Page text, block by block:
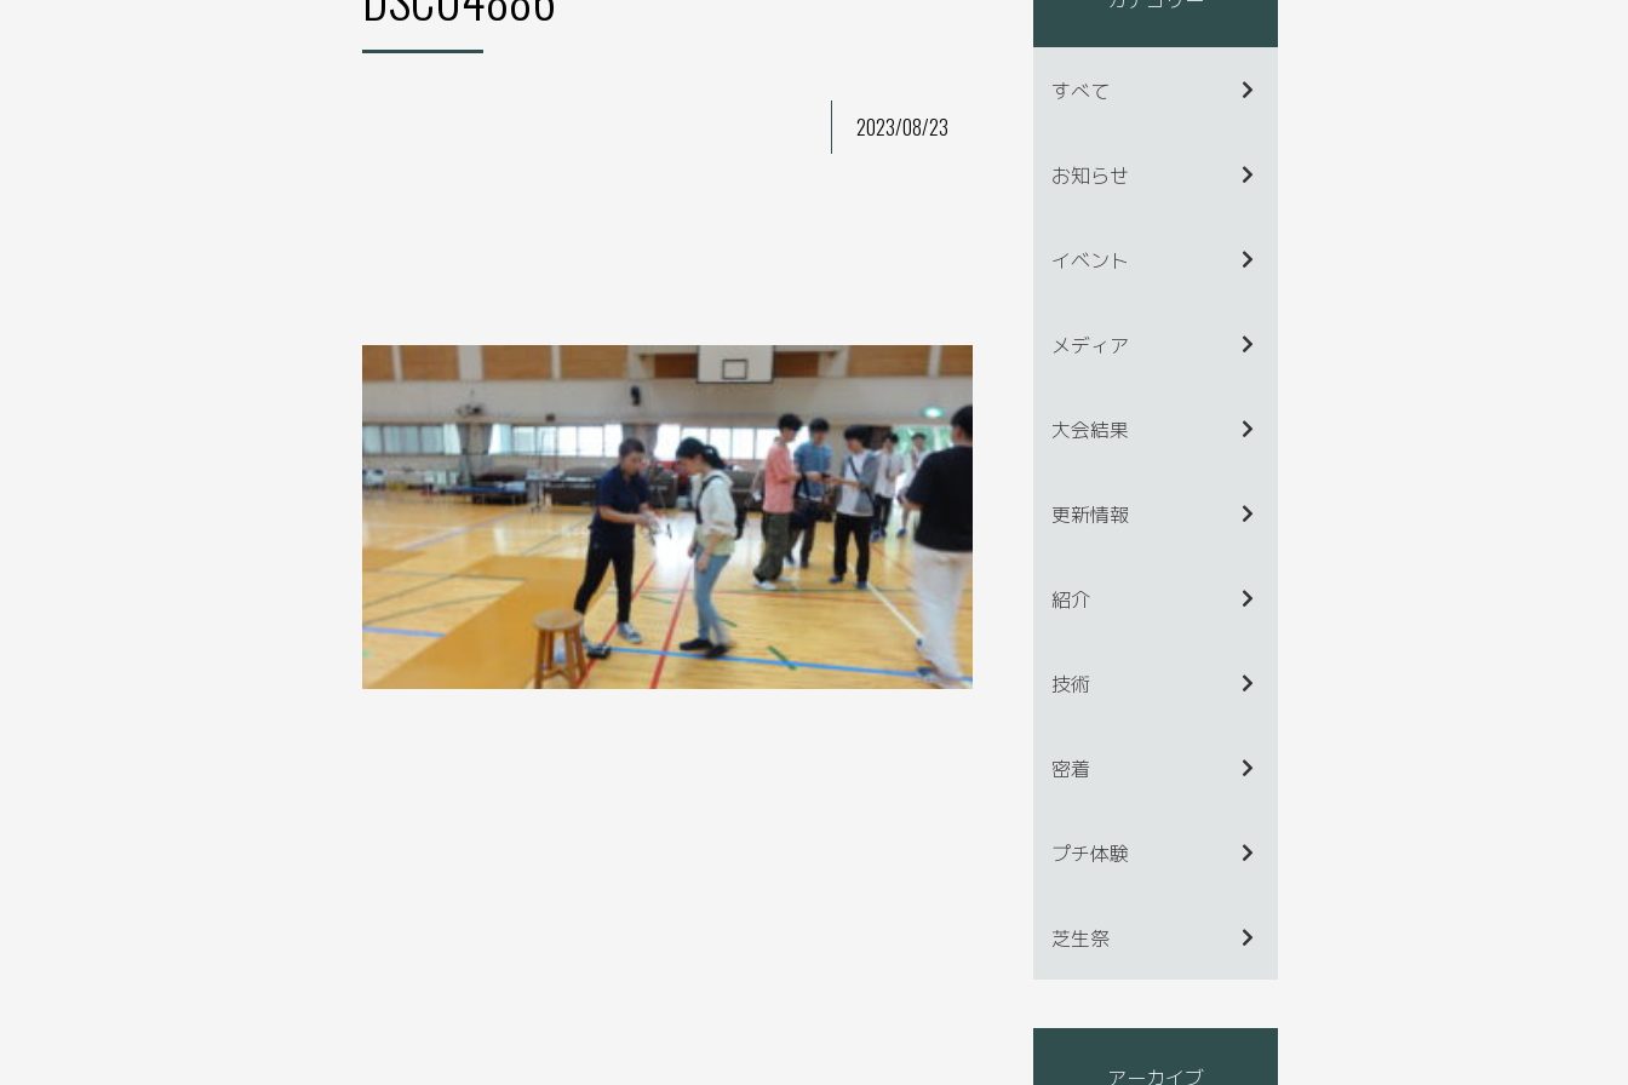
2023/08/23
すべて
お知らせ
イベント
メディア
大会結果
更新情報
紹介
技術
密着
プチ体験
芝生祭
アーカイブ